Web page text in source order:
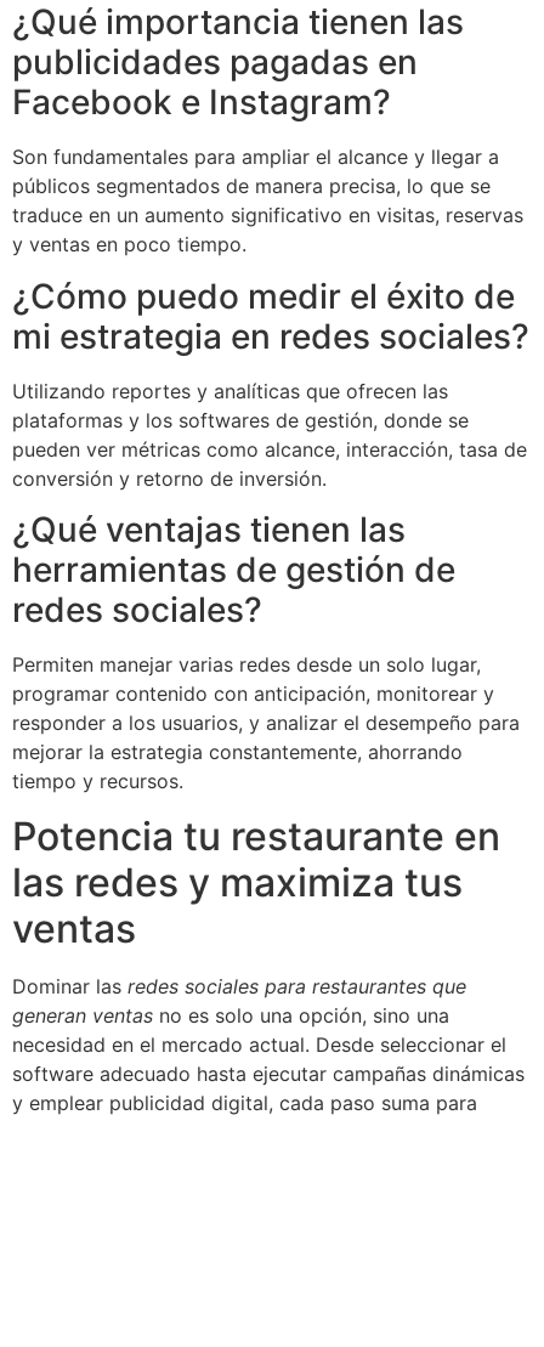
¿Qué importancia tienen las
publicidades pagadas en
Facebook e Instagram?
Son fundamentales para ampliar el alcance y llegar a
públicos segmentados de manera precisa, lo que se
traduce en un aumento significativo en visitas, reservas
y ventas en poco tiempo.
¿Cómo puedo medir el éxito de
mi estrategia en redes sociales?
Utilizando reportes y analíticas que ofrecen las
plataformas y los softwares de gestión, donde se
pueden ver métricas como alcance, interacción, tasa de
conversión y retorno de inversión.
¿Qué ventajas tienen las
herramientas de gestión de
redes sociales?
Permiten manejar varias redes desde un solo lugar,
programar contenido con anticipación, monitorear y
responder a los usuarios, y analizar el desempeño para
mejorar la estrategia constantemente, ahorrando
tiempo y recursos.
Potencia tu restaurante en
las redes y maximiza tus
ventas
Dominar las redes sociales para restaurantes que
generan ventas no es solo una opción, sino una
necesidad en el mercado actual. Desde seleccionar el
software adecuado hasta ejecutar campañas dinámicas
y emplear publicidad digital, cada paso suma para